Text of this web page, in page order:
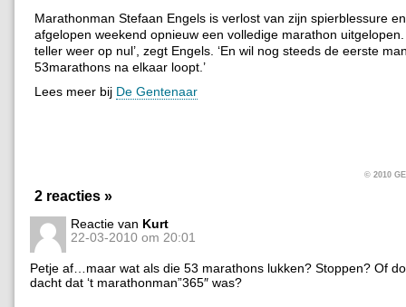
Marathonman Stefaan Engels is verlost van zijn spierblessure
afgelopen weekend opnieuw een volledige marathon uitgelopen.
teller weer op nul’, zegt Engels. ‘En wil nog steeds de eerste
53marathons na elkaar loopt.’
Lees meer bij De Gentenaar
© 2010
2 reacties »
Reactie van Kurt
22-03-2010 om 20:01
Petje af…maar wat als die 53 marathons lukken? Stoppen? Of
dacht dat ‘t marathonman”365″ was?